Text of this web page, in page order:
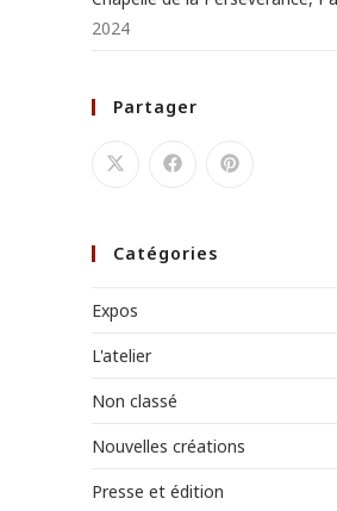
2024
Partager
Catégories
Expos
L'atelier
Non classé
Nouvelles créations
Presse et édition